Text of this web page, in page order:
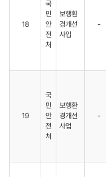
18
국
민
안
전
처
보행환
경개선
사업
-
19
국
민
안
전
처
보행환
경개선
사업
-